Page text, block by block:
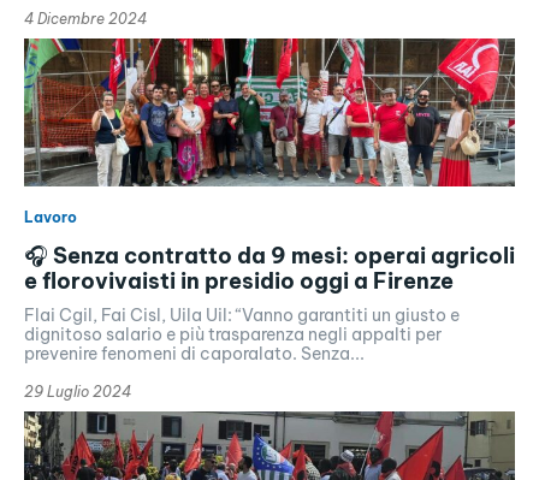
4 Dicembre 2024
Lavoro
🎧 Senza contratto da 9 mesi: operai agricoli
e florovivaisti in presidio oggi a Firenze
Flai Cgil, Fai Cisl, Uila Uil: “Vanno garantiti un giusto e
dignitoso salario e più trasparenza negli appalti per
prevenire fenomeni di caporalato. Senza...
29 Luglio 2024